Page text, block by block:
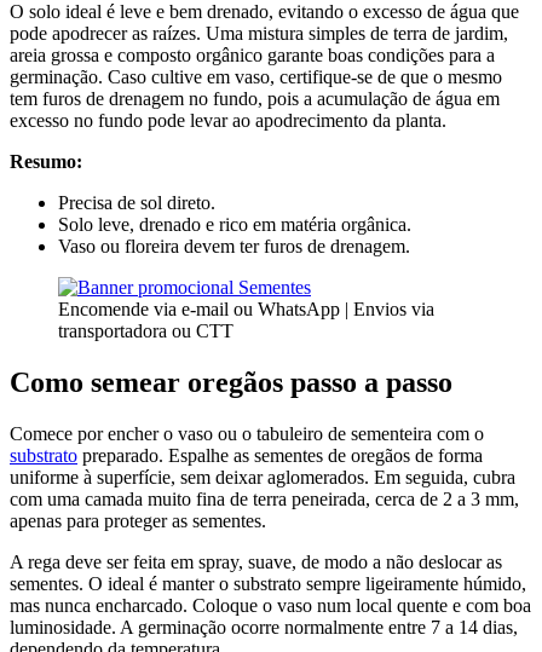
O solo ideal é leve e bem drenado, evitando o excesso de água que
pode apodrecer as raízes. Uma mistura simples de terra de jardim,
areia grossa e composto orgânico garante boas condições para a
germinação. Caso cultive em vaso, certifique-se de que o mesmo
tem furos de drenagem no fundo, pois a acumulação de água em
excesso no fundo pode levar ao apodrecimento da planta.
Resumo:
Precisa de sol direto.
Solo leve, drenado e rico em matéria orgânica.
Vaso ou floreira devem ter furos de drenagem.
Encomende via e-mail ou WhatsApp | Envios via
transportadora ou CTT
Como semear oregãos passo a passo
Comece por encher o vaso ou o tabuleiro de sementeira com o
substrato preparado. Espalhe as sementes de oregãos de forma
uniforme à superfície, sem deixar aglomerados. Em seguida, cubra
com uma camada muito fina de terra peneirada, cerca de 2 a 3 mm,
apenas para proteger as sementes.
A rega deve ser feita em spray, suave, de modo a não deslocar as
sementes. O ideal é manter o substrato sempre ligeiramente húmido,
mas nunca encharcado. Coloque o vaso num local quente e com boa
luminosidade. A germinação ocorre normalmente entre 7 a 14 dias,